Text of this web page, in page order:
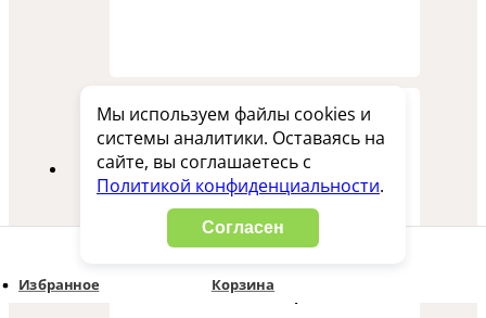
Избранное Корзина
женская, серый
Мы используем файлы cookies и
системы аналитики. Оставаясь на
сайте, вы соглашаетесь с
Политикой конфиденциальности.
Согласен